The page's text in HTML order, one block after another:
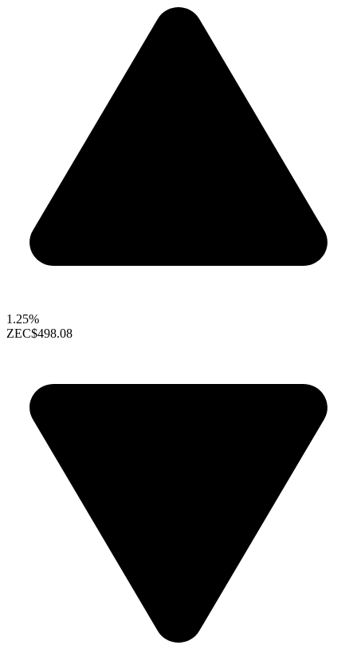
1.25%
ZEC$498.08